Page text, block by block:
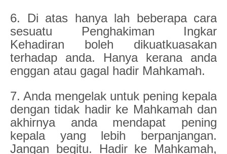
6. Di atas hanya lah beberapa cara
sesuatu Penghakiman Ingkar
Kehadiran boleh dikuatkuasakan
terhadap anda. Hanya kerana anda
enggan atau gagal hadir Mahkamah.
7. Anda mengelak untuk pening kepala
dengan tidak hadir ke Mahkamah dan
akhirnya anda mendapat pening
kepala yang lebih berpanjangan.
Jangan begitu. Hadir ke Mahkamah,